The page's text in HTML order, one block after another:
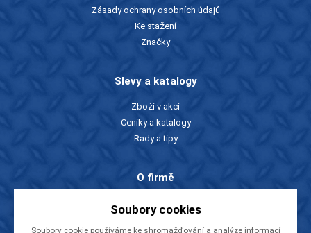
Zásady ochrany osobních údajů
Ke stažení
Značky
Slevy a katalogy
Zboží v akci
Ceníky a katalogy
Rady a tipy
O firmě
Kontakty
Soubory cookies
Soubory cookie používáme ke shromažďování a analýze informací